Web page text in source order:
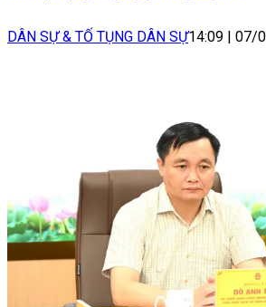
DÂN SỰ & TỐ TỤNG DÂN SỰ14:09 07/